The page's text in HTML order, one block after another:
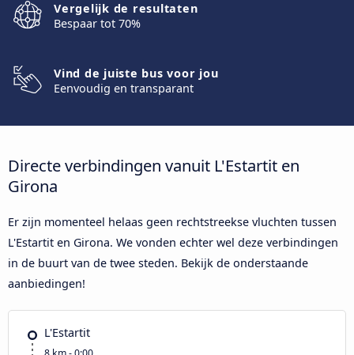
Vergelijk de resultaten
Bespaar tot 70%
Vind de juiste bus voor jou
Eenvoudig en transparant
Directe verbindingen vanuit L'Estartit en
Girona
Er zijn momenteel helaas geen rechtstreekse vluchten tussen
L'Estartit en Girona. We vonden echter wel deze verbindingen
in de buurt van de twee steden. Bekijk de onderstaande
aanbiedingen!
L'Estartit